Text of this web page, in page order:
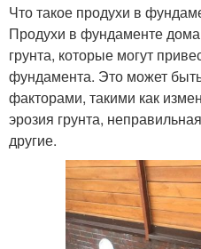
Что такое продухи в
Продухи в фундаменте
грунта, которые могут
фундамента. Это может
факторами, такими как
эрозия грунта,
другие.